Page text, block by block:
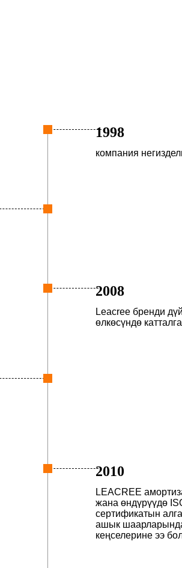
1998
компания
2008
Leacree бренди
өлкөсүндө
2010
LEACREE
жана өндүрүүдө
сертификатын
ашык
кеңселерине ээ